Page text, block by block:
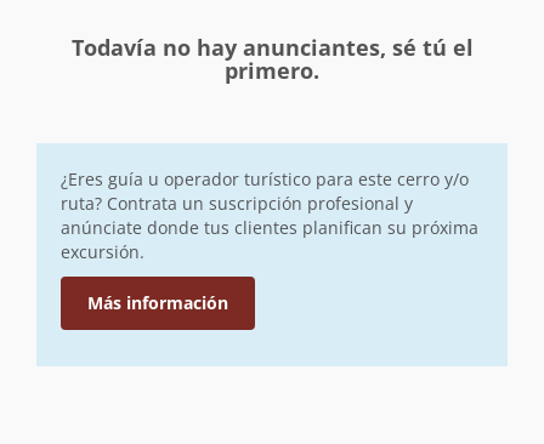
Todavía no hay anunciantes, sé tú el
primero.
¿Eres guía u operador turístico para este cerro y/o
ruta? Contrata un suscripción profesional y
anúnciate donde tus clientes planifican su próxima
excursión.
Más información